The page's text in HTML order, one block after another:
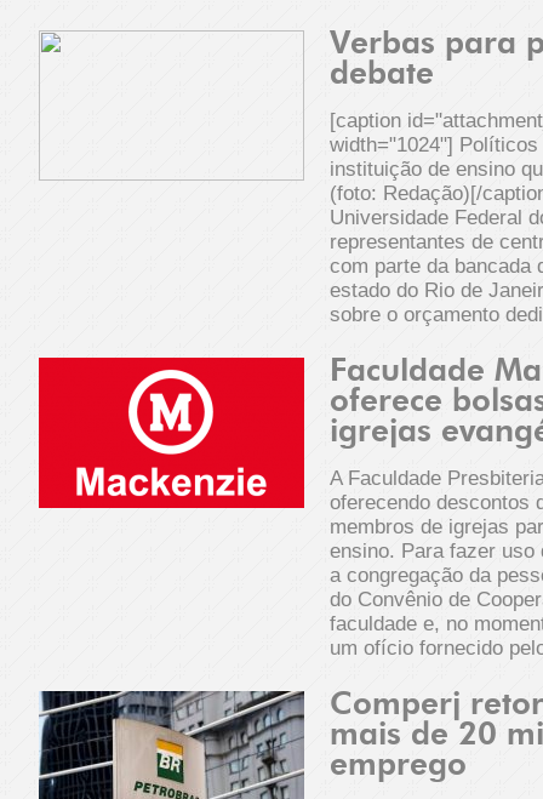
Verbas para
debate
[caption
width="1024"]
instituição de ensino
(foto: Redação)[/
Universidade Federal
representantes de
com parte da bancada
estado do Rio de
sobre o orçamento
Faculdade
oferece
igrejas
A Faculdade
oferecendo descontos
membros de igrejas
ensino. Para fazer
a congregação da
do Convênio de
faculdade e, no
um ofício fornecido
Comperj
mais de 20
emprego